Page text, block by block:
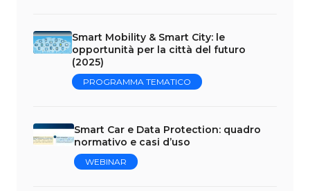
Smart Mobility & Smart City: le
opportunità per la città del futuro
(2025)
PROGRAMMA TEMATICO
Smart Car e Data Protection: quadro
normativo e casi d’uso
WEBINAR